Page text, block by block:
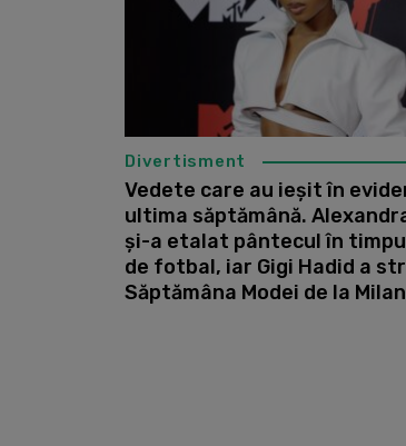
Divertisment
Vedete care au ieșit în
ultima săptămână.
și-a etalat pântecul în
de fotbal, iar Gigi Hadid a
Săptămâna Modei de la